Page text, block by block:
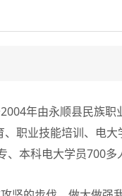
年由永顺县民族职
职业技能培训、电
、本科电大学员700